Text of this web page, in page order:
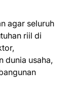
agar seluruh
riil di
dunia usaha,